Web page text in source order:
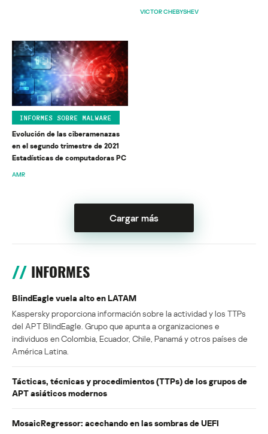
VICTOR CHEBYSHEV
INFORMES SOBRE MALWARE
Evolución de las ciberamenazas
en el segundo trimestre de 2021
Estadísticas de computadoras PC
AMR
Cargar más
INFORMES
BlindEagle vuela alto en LATAM
Kaspersky proporciona información sobre la actividad y los TTPs
del APT BlindEagle. Grupo que apunta a organizaciones e
individuos en Colombia, Ecuador, Chile, Panamá y otros países de
América Latina.
Tácticas, técnicas y procedimientos (TTPs) de los grupos de
APT asiáticos modernos
MosaicRegressor: acechando en las sombras de UEFI